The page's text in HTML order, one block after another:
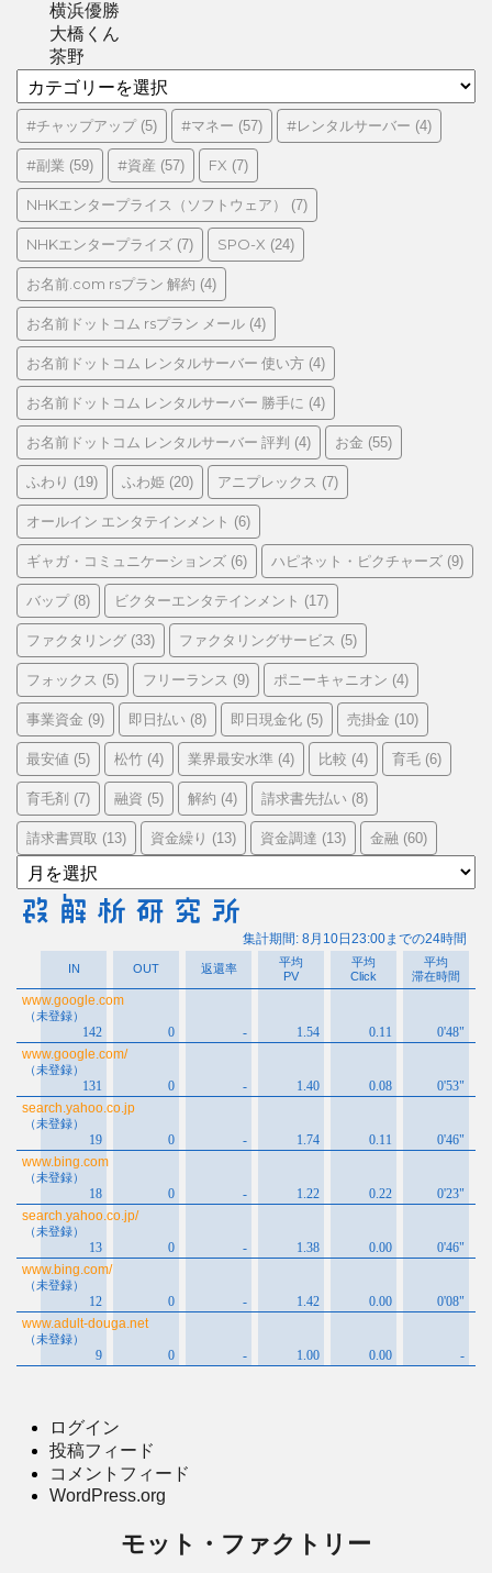
横浜優勝
大橋くん
茶野
テ
ゴ
リ
ー
#チャップアップ(5) #マネー (57) #レンタルサーバー (4)
#副業 (59) #資産 (57) FX (7)
NHKエンタープライス（ソフトウェア） (7)
NHKエンタープライズ (7) SPO-X (24)
お名前.com rsプラン 解約 (4)
お名前ドットコム rsプラン メール (4)
お名前ドットコム レンタルサーバー 使い方 (4)
お名前ドットコム レンタルサーバー 勝手に (4)
お名前ドットコム レンタルサーバー 評判 (4) お金 (55)
ふわり (19) ふわ姫 (20) アニプレックス (7)
オールイン エンタテインメント (6)
ギャガ・コミュニケーションズ (6) ハピネット・ピクチャーズ (9)
バップ(8) ビクターエンタテインメント (17)
ファクタリング (33) ファクタリングサービス (5)
フォックス (5) フリーランス (9) ポニーキャニオン (4)
事業資金 (9) 即日払い (8) 即日現金化 (5) 売掛金 (10)
最安値 (5) 松竹 (4) 業界最安水準 (4) 比較 (4) 育毛 (6)
育毛剤 (7) 融資 (5) 解約 (4) 請求書先払い (8)
請求書買取 (13) 資金繰り (13) 資金調達 (13) 金融 (60)
ア
ー
カ
ログイン
投稿フィード
コメントフィード
WordPress.org
モット・ファクトリー